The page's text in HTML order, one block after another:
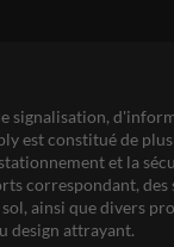
signalisation,
est constitué de
et la
correspondant, des
ainsi que divers
design attrayant.